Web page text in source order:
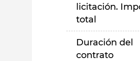
licitación.
total
Duración del
contrato